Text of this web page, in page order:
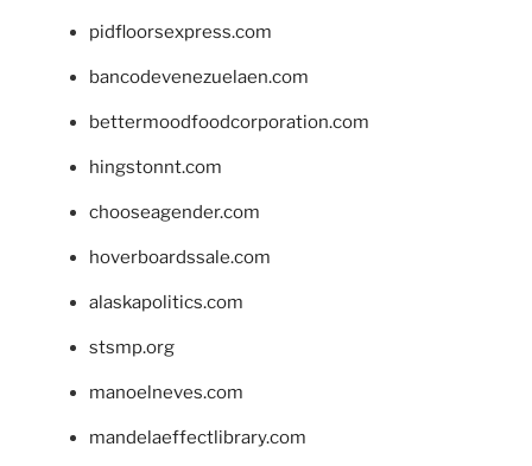
pidfloorsexpress.com
bancodevenezuelaen.com
bettermoodfoodcorporation.com
hingstonnt.com
chooseagender.com
hoverboardssale.com
alaskapolitics.com
stsmp.org
manoelneves.com
mandelaeffectlibrary.com